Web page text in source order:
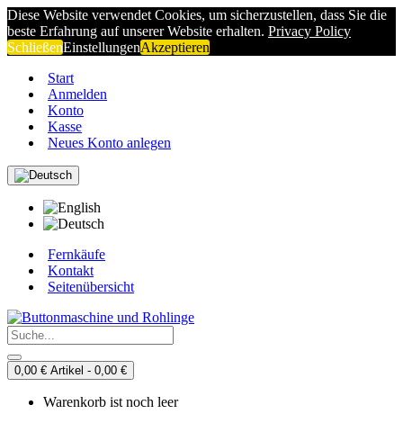
Diese Website verwendet Cookies, um sicherzustellen, dass Sie die
beste Erfahrung auf unserer Website erhalten. Privacy Policy
SchließenEinstellungenAkzeptieren
Start
Anmelden
Konto
Kasse
Neues Konto anlegen
Fernkäufe
Kontakt
Seitenübersicht
0,00 € Artikel - 0,00 €
Warenkorb ist noch leer